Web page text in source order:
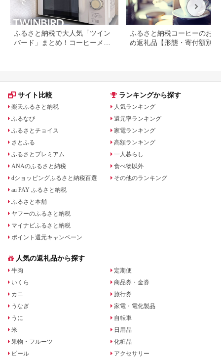
ふるさと納税で大人気「ツイン
バード」まとめ！コーヒーメー
ふるさと納税コーヒーのおす
め返礼品【形態・寄付額別に
サイト比較
楽天ふるさと納税
ふるなび
ふるさとチョイス
さとふる
ふるさとプレミアム
ANAのふるさと納税
dショッピングふるさと納税百選
au PAY ふるさと納税
ふるさと本舗
ヤフーのふるさと納税
マイナビふるさと納税
ポイント還元キャンペーン
ランキングから探す
人気ランキング
還元率ランキング
家電ランキング
高額ランキング
一人暮らし
食べ物以外
その他のランキング
人気の返礼品から探す
牛肉
いくら
カニ
うなぎ
うに
米
果物・フルーツ
ビール
定期便
商品券・金券
旅行券
家電・電化製品
自転車
日用品
化粧品
アクセサリー